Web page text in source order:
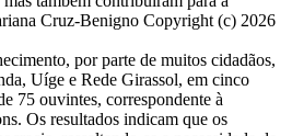
Cruz-Benigno Copyright (c) 2026
por parte de muitos cidadãos,
Uíge e Rede Girassol, em cinco
75 ouvintes, correspondente à
Os resultados indicam que os